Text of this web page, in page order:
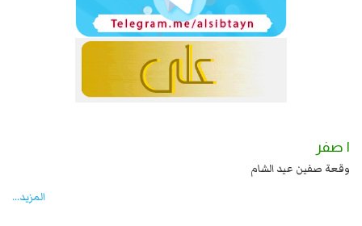
بن الحسين عليهما السلام قتل صاحب الزنج